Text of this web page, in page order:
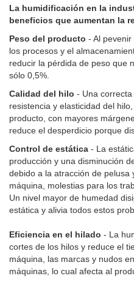
La humidificación en la
beneficios que aumentan la
Peso del producto - Al
los procesos y el
reducir la pérdida de peso que
sólo 0,5%.
Calidad del hilo - Una
resistencia y elasticidad del
producto, con mayores
reduce el desperdicio porque
Control de estática - La
producción y una disminución
debido a la atracción de pelusa
máquina, molestias para los
Un nivel mayor de humedad
estática y alivia todos estos
Eficiencia en el hilado - La
cortes de los hilos y reduce el
máquina, las marcas y nudos
máquinas, lo cual afecta al